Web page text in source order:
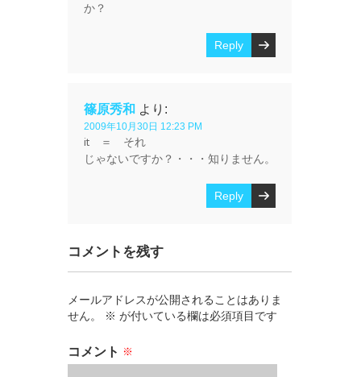
か？
Reply
篠原秀和 より:
2009年10月30日 12:23 PM
it ＝ それ
じゃないですか？・・・知りません。
Reply
コメントを残す
メールアドレスが公開されることはありま
せん。
※ が付いている欄は必須項目です
コメント ※